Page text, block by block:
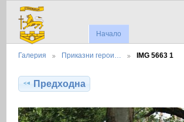
Начало
Галерия Приказни герои… IMG 5663 1
Предходна